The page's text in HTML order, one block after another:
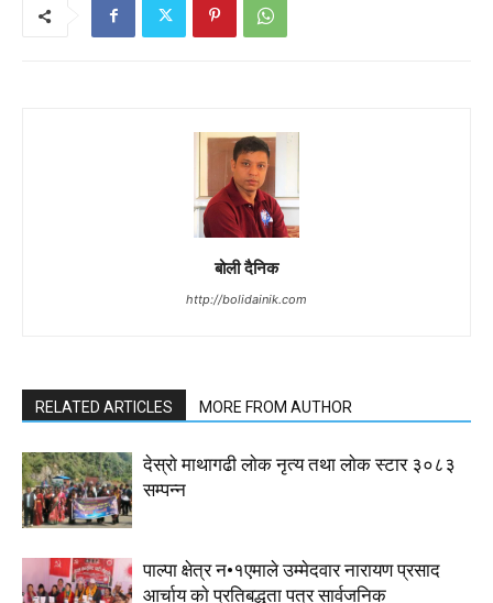
बोली दैनिक
http://bolidainik.com
RELATED ARTICLES MORE FROM AUTHOR
देस्राे माथागढी लाेक नृत्य तथा लाेक स्टार ३०८३
सम्पन्न
पाल्पा क्षेत्र न•१एमाले उम्मेदवार नारायण प्रसाद
आर्चाय काे प्रतिबद्धता पत्र सार्वजनिक